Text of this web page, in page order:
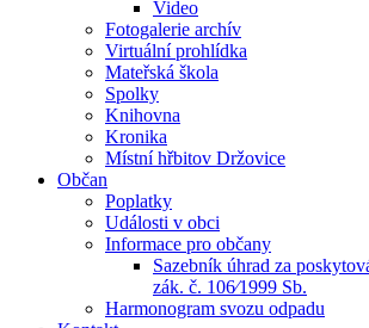
Video
Fotogalerie archív
Virtuální prohlídka
Mateřská škola
Spolky
Knihovna
Kronika
Místní hřbitov Držovice
Občan
Poplatky
Události v obci
Informace pro občany
Sazebník úhrad za
zák. č. 106⁄1999 Sb.
Harmonogram svozu odpadu